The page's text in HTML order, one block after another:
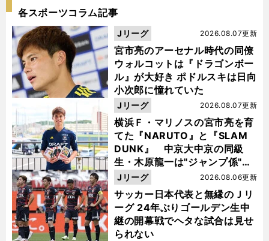
各スポーツコラム記事
宮市亮のアーセナル時代の同僚
ウォルコットは『ドラゴンボー
ル』が大好き ポドルスキは日向
小次郎に憧れていた
2026.08.07更新
Jリーグ
横浜Ｆ・マリノスの宮市亮を育
てた『NARUTO』と『SLAM
DUNK』 中京大中京の同級
生・木原龍一は"ジャンプ係"だ
った
2026.08.07更新
Jリーグ
サッカー日本代表と無縁のＪリ
ーグ 24年ぶりゴールデン生中
継の開幕戦でヘタな試合は見せ
られない
2026.08.06更新
Jリーグ